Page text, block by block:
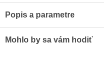
Popis a parametre
Výrobca
Mohlo by sa vám hodiť